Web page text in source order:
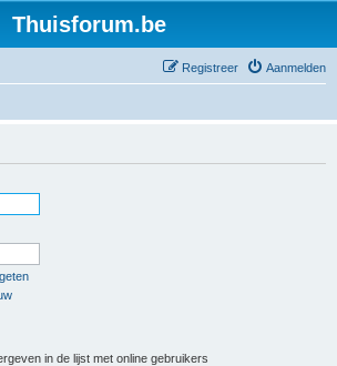
Thuisforum.be
Aanmelden
Registreer
in de lijst met online gebruikers